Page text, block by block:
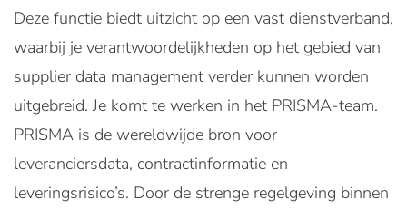
Deze functie biedt uitzicht op een vast dienstverband,
waarbij je verantwoordelijkheden op het gebied van
supplier data management verder kunnen worden
uitgebreid. Je komt te werken in het PRISMA-team.
PRISMA is de wereldwijde bron voor
leveranciersdata, contractinformatie en
leveringsrisico’s. Door de strenge regelgeving binnen